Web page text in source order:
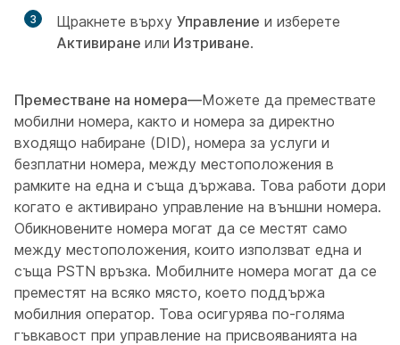
3 Щракнете върху Управление и изберете
Активиране или Изтриване.
Преместване на номера—Можете да премествате
мобилни номера, както и номера за директно
входящо набиране (DID), номера за услуги и
безплатни номера, между местоположения в
рамките на една и съща държава. Това работи дори
когато е активирано управление на външни номера.
Обикновените номера могат да се местят само
между местоположения, които използват една и
съща PSTN връзка. Мобилните номера могат да се
преместят на всяко място, което поддържа
мобилния оператор. Това осигурява по-голяма
гъвкавост при управление на присвояванията на